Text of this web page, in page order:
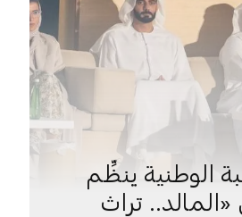
الوطنية ينظِّم
تراث